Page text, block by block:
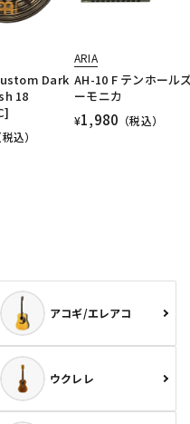
Dark
18
税込）
ARIA
AH-10 F テンホール
ーモニカ
¥1,980 （税込）
アコギ/エレアコ
ウクレレ